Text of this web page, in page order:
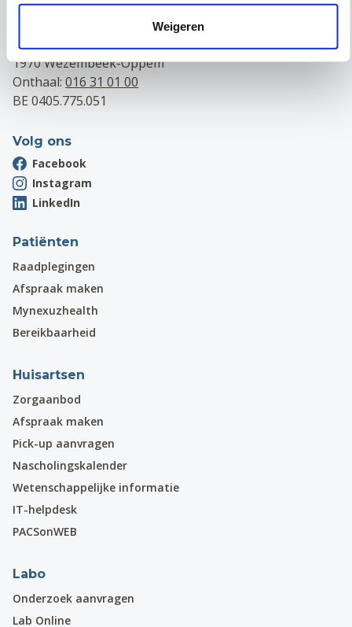
Weigeren
Campus Wezembeek-Oppem
Hardstraat 12
1970 Wezembeek-Oppem
Onthaal: 016 31 01 00
BE 0405.775.051
Volg ons
Facebook
Instagram
LinkedIn
Patiënten
Raadplegingen
Afspraak maken
Mynexuzhealth
Bereikbaarheid
Huisartsen
Zorgaanbod
Afspraak maken
Pick-up aanvragen
Nascholingskalender
Wetenschappelijke informatie
IT-helpdesk
PACSonWEB
Labo
Onderzoek aanvragen
Lab Online